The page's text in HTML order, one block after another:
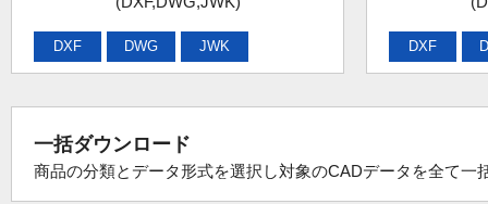
DXF DWG JWK DXF
一括ダウンロード
商品の分類とデータ形式を選択し対象のCADデータを全て一